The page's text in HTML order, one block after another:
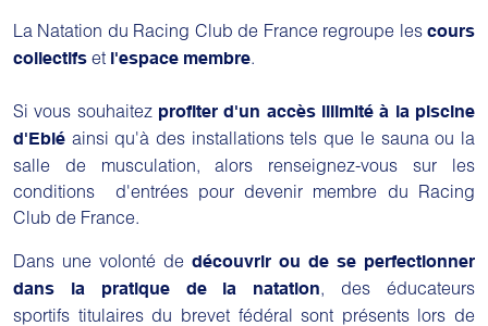
La Natation du Racing Club de France regroupe les cours
collectifs et l'espace membre.
Si vous souhaitez profiter d'un accès illimité à la piscine
d'Eblé ainsi qu'à des installations tels que le sauna ou la
salle de musculation, alors renseignez-vous sur les
conditions d'entrées pour devenir membre du Racing
Club de France.
Dans une volonté de découvrir ou de se perfectionner
dans la pratique de la natation, des éducateurs
sportifs titulaires du brevet fédéral sont présents lors de